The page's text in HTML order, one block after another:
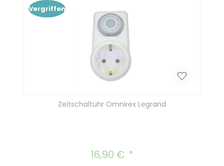
Vergriffen
Zeitschaltuhr Omnirex Legrand
Regulärer Preis:
16,90 €